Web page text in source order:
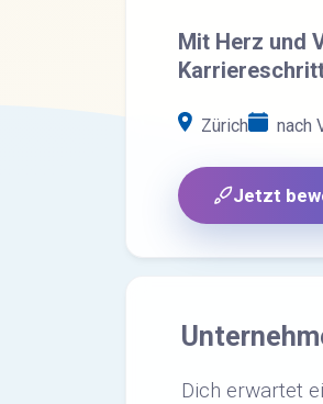
Mit Herz und
Zürich nach
Jetzt
Dich erwartet